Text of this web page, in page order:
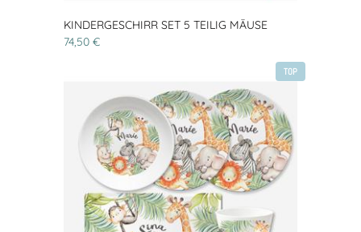
KINDERGESCHIRR SET 5 TEILIG MÄUSE
74,50 €
TOP